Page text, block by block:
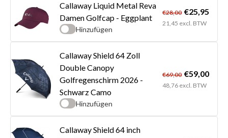
Callaway Liquid Metal Reva
Damen Golfcap - Eggplant
Hinzufügen
€28,00 €25,95
21,45 excl. BTW
Callaway Shield 64 Zoll
Double Canopy
Golfregenschirm 2026 -
Schwarz Camo
Hinzufügen
€69,00 €59,00
48,76 excl. BTW
Callaway Shield 64 inch